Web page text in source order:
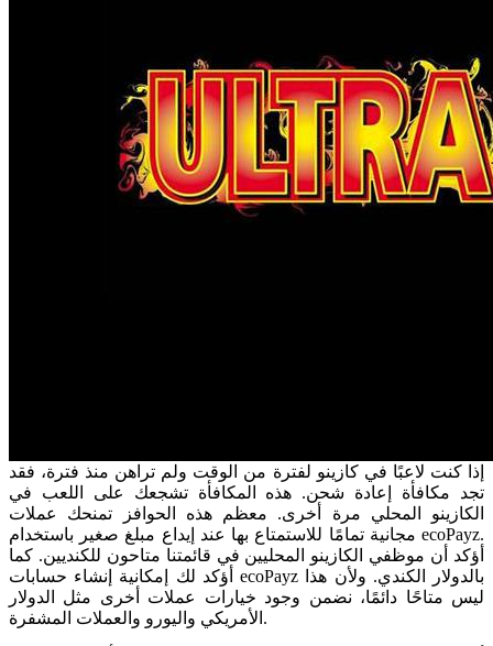
إذا كنت لاعبًا في كازينو لفترة من الوقت ولم تراهن منذ فترة، فقد
تجد مكافأة إعادة شحن. هذه المكافأة تشجعك على اللعب في
الكازينو المحلي مرة أخرى. معظم هذه الحوافز تمنحك عملات
مجانية تمامًا للاستمتاع بها عند إيداع مبلغ صغير باستخدام ecoPayz.
أؤكد أن موظفي الكازينو المحليين في قائمتنا متاحون للكنديين. كما
أؤكد لك إمكانية إنشاء حسابات ecoPayz بالدولار الكندي. ولأن هذا
ليس متاحًا دائمًا، نضمن وجود خيارات عملات أخرى مثل الدولار
الأمريكي واليورو والعملات المشفرة.